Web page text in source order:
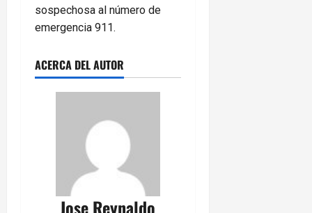
sospechosa al número de
emergencia 911.
ACERCA DEL AUTOR
Jose Reynaldo